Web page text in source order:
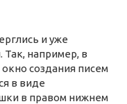
и уже
например, в
создания писем
в виде
в правом нижнем